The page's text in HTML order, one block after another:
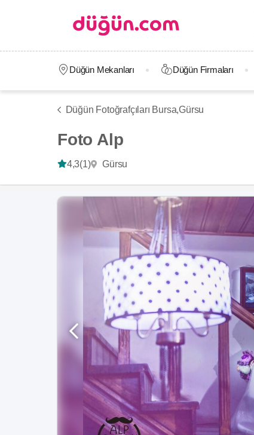
Düğün Mekanları Düğün Firmaları
Düğün Fotoğrafçıları Bursa,Gürsu
Foto Alp
4,3(1) Gürsu